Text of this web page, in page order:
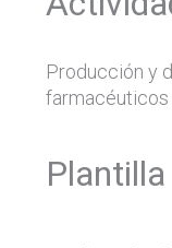
Producción y
farmacéuticos
Plantilla